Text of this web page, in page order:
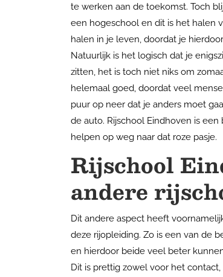
te werken aan de toekomst. Toch
een hogeschool en dit is het halen
halen in je leven, doordat je
Natuurlijk is het logisch dat je
zitten, het is toch niet niks om
helemaal goed, doordat veel
puur op neer dat je anders moet
de auto. Rijschool Eindhoven is
helpen op weg naar dat roze pasje.
Rijschool
andere
Dit andere aspect heeft
deze rijopleiding. Zo is een van de
en hierdoor beide veel beter
Dit is prettig zowel voor het